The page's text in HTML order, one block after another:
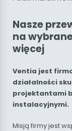
Nasze
na
więcej
Ventia jest
działalności
projektantami
instalacyjnymi.
Misją firmy jest